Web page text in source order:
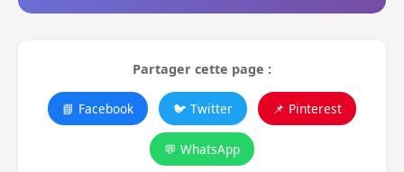
Partager cette page :
📘 Facebook 🐦 Twitter 📌 Pinterest
💬 WhatsApp